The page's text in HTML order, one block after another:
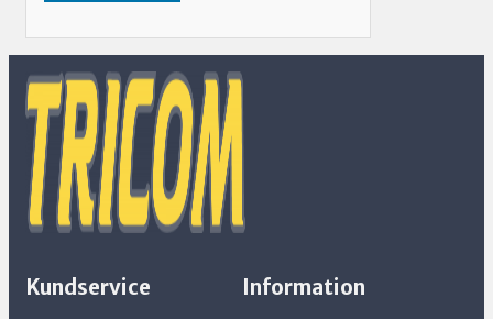
Kundservice Information